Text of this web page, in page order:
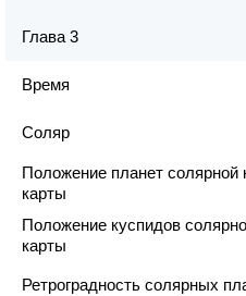
Глава 3
Время
Соляр
Положение планет солярной
карты
Положение куспидов
карты
Ретроградность солярных